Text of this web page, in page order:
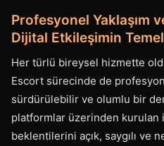
Profesyonel Yaklaşım
Dijital Etkileşimin Temel
Her türlü bireysel hizmette
Escort sürecinde de
sürdürülebilir ve olumlu bir
platformlar üzerinden kurulan
beklentilerini açık, saygılı ve